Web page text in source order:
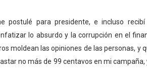
postulé para presidente, e incluso
lo absurdo y la corrupción en el
moldean las opiniones de las personas, y
no más de 99 centavos en mi